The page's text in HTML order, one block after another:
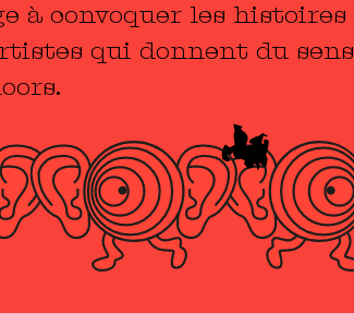
à convoquer les histoires
qui donnent du sens